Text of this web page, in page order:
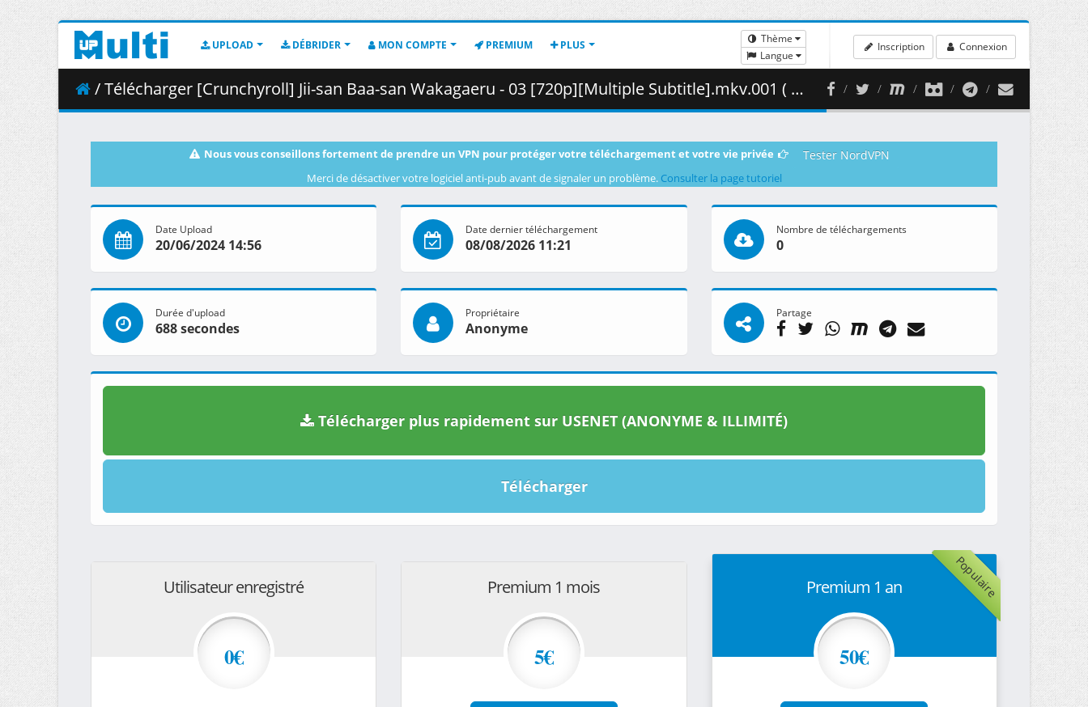
UPLOAD DÉBRIDER MON COMPTE PREMIUM PLUS
Thème
Langue
Inscription Connexion
/ Télécharger [Crunchyroll] Jii-san Baa-san Wakagaeru - 03 [720p][Multiple Subtitle].mkv.001 ( 354.78 MB )
Nous vous conseillons fortement de prendre un VPN pour protéger votre téléchargement et votre vie privée Tester NordVPN
Merci de désactiver votre logiciel anti-pub avant de signaler un problème. Consulter la page tutoriel
Date Upload
20/06/2024 14:56
Date dernier téléchargement
08/08/2026 11:21
Nombre de téléchargements
0
Durée d'upload
688 secondes
Propriétaire
Anonyme
Partage
Télécharger plus rapidement sur USENET (ANONYME & ILLIMITÉ)
Télécharger
Utilisateur enregistré
0€
Premium 1 mois
5€
Populaire
Premium 1 an
50€